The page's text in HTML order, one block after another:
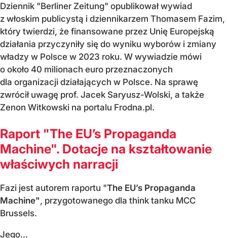
Dziennik "Berliner Zeitung" opublikował wywiad
z włoskim publicystą i dziennikarzem Thomasem Fazim,
który twierdzi, że finansowane przez Unię Europejską
działania przyczyniły się do wyniku wyborów i zmiany
władzy w Polsce w 2023 roku. W wywiadzie mówi
o około 40 milionach euro przeznaczonych
dla organizacji działających w Polsce. Na sprawę
zwrócił uwagę prof. Jacek Saryusz-Wolski, a także
Zenon Witkowski na portalu Frodna.pl.
Raport "The EU’s Propaganda
Machine". Dotacje na kształtowanie
właściwych narracji
Fazi jest autorem raportu "The EU’s Propaganda
Machine", przygotowanego dla think tanku MCC
Brussels.
Jego...